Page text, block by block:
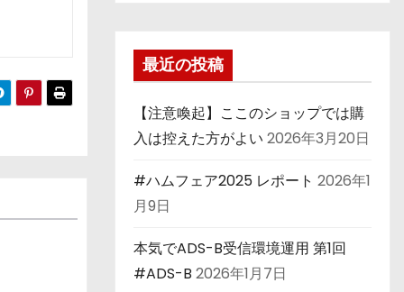
最近の投稿
【注意喚起】ここのショップでは購
入は控えた方がよい 2026年3月20日
#ハムフェア2025 レポート 2026年1
月9日
本気でADS-B受信環境運用 第1回
#ADS-B 2026年1月7日